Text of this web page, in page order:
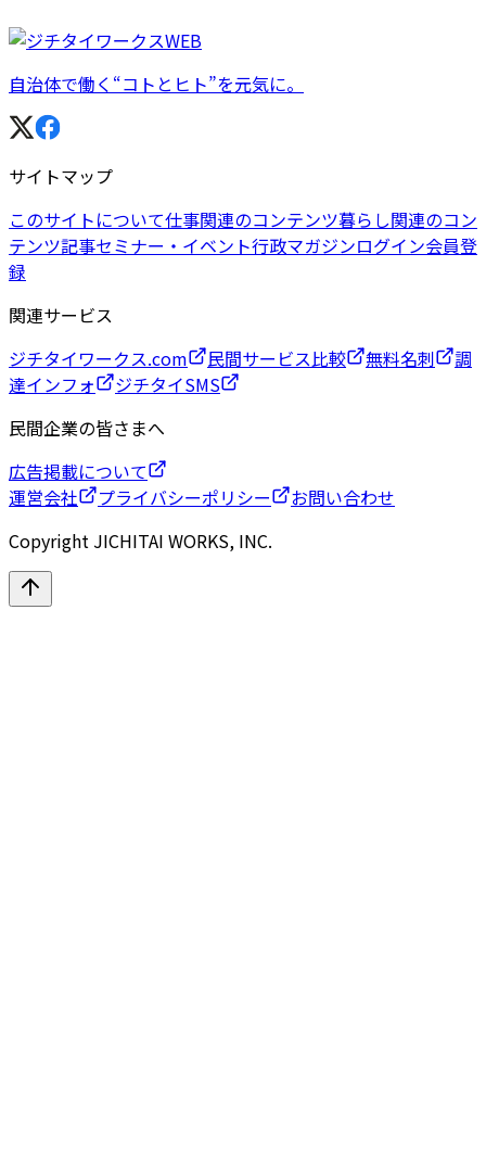
自治体で働く“コトとヒト”を元気に。
サイトマップ
このサイトについて仕事関連のコンテンツ暮らし関連のコン
テンツ記事セミナー・イベント行政マガジンログイン会員登
録
関連サービス
ジチタイワークス.com
民間サービス比較 無料名刺
調
達インフォ
ジチタイSMS
民間企業の皆さまへ
広告掲載について
運営会社
プライバシーポリシー
お問い合わせ
Copyright JICHITAI WORKS, INC.